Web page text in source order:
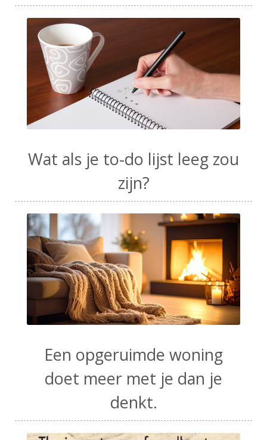
Wat als je to-do lijst leeg zou
zijn?
Een opgeruimde woning
doet meer met je dan je
denkt.